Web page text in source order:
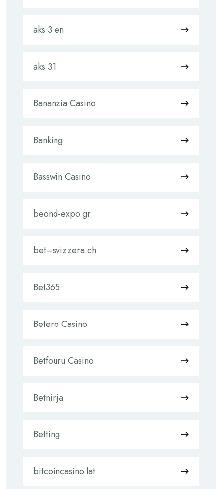
aks 3 en
aks 31
Bananzia Casino
Banking
Basswin Casino
beond-expo.gr
bet–svizzera.ch
Bet365
Betero Casino
Betfouru Casino
Betninja
Betting
bitcoincasino.lat